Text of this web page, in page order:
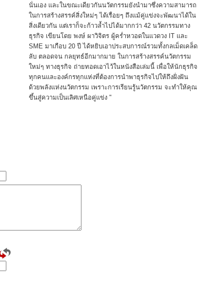
นั่นเอง และในขณะเดียวกันนวัตกรรมยังนำมาซึ่งความสามารถ
ในการสร้างสรรค์สิ่งใหม่ๆ ได้เรื่อยๆ ถึงแม้คู่แข่งจะพัฒนาได้ใน
สิ่งเดียวกัน แต่เราก็จะก้าวล้ำไปได้มากกว่า 42 นวัตกรรมทาง
ธุรกิจ เขียนโดย พงษ์ ผาวิจิตร ผู้คร่ำหวอดในแวดวง IT และ
SME มาเกือบ 20 ปี ได้หยิบเอาประสบการณ์รวมทั้งกลเม็ดเคล็ด
ลับ ตลอดจน กลยุทธ์อีกมากมาย ในการสร้างสรรค์นวัตกรรม
ใหม่ๆ ทางธุรกิจ ถ่ายทอดเอาไว้ในหนังสือเล่มนี้ เพื่อให้นักธุรกิจ
ทุกคนและองค์กรทุกแห่งที่ต้องการนำพาธุรกิจไปให้ถึงฝั่งฝัน
ด้วยพลังแห่งนวัตกรรม เพราะการเรียนรู้นวัตกรรม จะทำให้คุณ
ขึ้นสู่ความเป็นเลิศเหนือคู่แข่ง "